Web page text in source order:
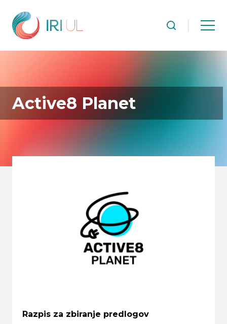
Active8 Planet
Razpis za zbiranje predlogov